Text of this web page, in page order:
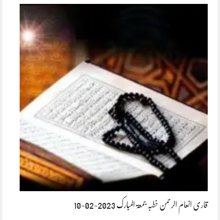
قاری انعام الرحمن خطبہ جمعۃ المبارک 2023-02-10